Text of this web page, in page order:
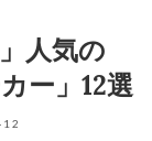
人気の
ー」12選